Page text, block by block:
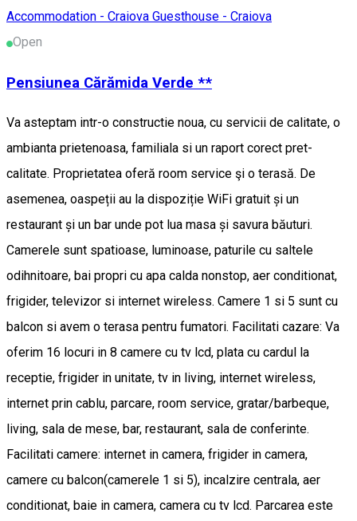
Accommodation - Craiova Guesthouse - Craiova
Open
Pensiunea Cărămida Verde **
Va asteptam intr-o constructie noua, cu servicii de calitate, o
ambianta prietenoasa, familiala si un raport corect pret-
calitate. Proprietatea oferă room service şi o terasă. De
asemenea, oaspeții au la dispoziție WiFi gratuit și un
restaurant și un bar unde pot lua masa și savura băuturi.
Camerele sunt spatioase, luminoase, paturile cu saltele
odihnitoare, bai propri cu apa calda nonstop, aer conditionat,
frigider, televizor si internet wireless. Camere 1 si 5 sunt cu
balcon si avem o terasa pentru fumatori. Facilitati cazare: Va
oferim 16 locuri in 8 camere cu tv lcd, plata cu cardul la
receptie, frigider in unitate, tv in living, internet wireless,
internet prin cablu, parcare, room service, gratar/barbeque,
living, sala de mese, bar, restaurant, sala de conferinte.
Facilitati camere: internet in camera, frigider in camera,
camere cu balcon(camerele 1 si 5), incalzire centrala, aer
conditionat, baie in camera, camera cu tv lcd. Parcarea este